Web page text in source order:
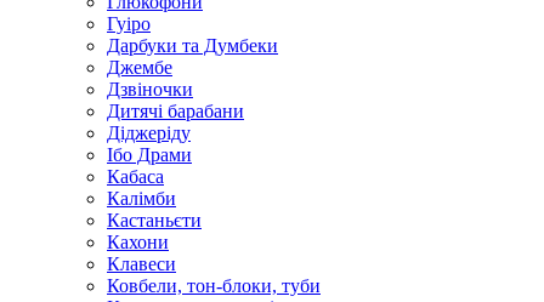
Гуіро
Дарбуки та Думбеки
Джембе
Дзвіночки
Дитячі барабани
Діджеріду
Ібо Драми
Кабаса
Калімби
Кастаньєти
Кахони
Клавеси
Ковбели, тон-блоки, туби